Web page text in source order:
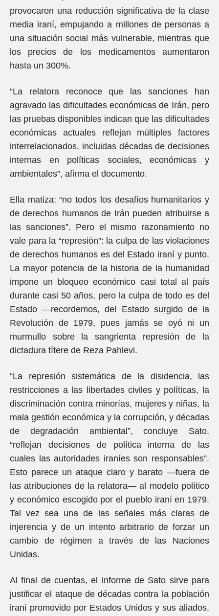
provocaron una reducción significativa de la clase
media iraní, empujando a millones de personas a
una situación social más vulnerable, mientras que
los precios de los medicamentos aumentaron
hasta un 300%.
“La relatora reconoce que las sanciones han
agravado las dificultades económicas de Irán, pero
las pruebas disponibles indican que las dificultades
económicas actuales reflejan múltiples factores
interrelacionados, incluidas décadas de decisiones
internas en políticas sociales, económicas y
ambientales”, afirma el documento.
Ella matiza: “no todos los desafíos humanitarios y
de derechos humanos de Irán pueden atribuirse a
las sanciones”. Pero el mismo razonamiento no
vale para la “represión”: la culpa de las violaciones
de derechos humanos es del Estado iraní y punto.
La mayor potencia de la historia de la humanidad
impone un bloqueo económico casi total al país
durante casi 50 años, pero la culpa de todo es del
Estado —recordemos, del Estado surgido de la
Revolución de 1979, pues jamás se oyó ni un
murmullo sobre la sangrienta represión de la
dictadura títere de Reza Pahlevi.
“La represión sistemática de la disidencia, las
restricciones a las libertades civiles y políticas, la
discriminación contra minorías, mujeres y niñas, la
mala gestión económica y la corrupción, y décadas
de degradación ambiental”, concluye Sato,
“reflejan decisiones de política interna de las
cuales las autoridades iraníes son responsables”.
Esto parece un ataque claro y barato —fuera de
las atribuciones de la relatora— al modelo político
y económico escogido por el pueblo iraní en 1979.
Tal vez sea una de las señales más claras de
injerencia y de un intento arbitrario de forzar un
cambio de régimen a través de las Naciones
Unidas.
Al final de cuentas, el informe de Sato sirve para
justificar el ataque de décadas contra la población
iraní promovido por Estados Unidos y sus aliados,